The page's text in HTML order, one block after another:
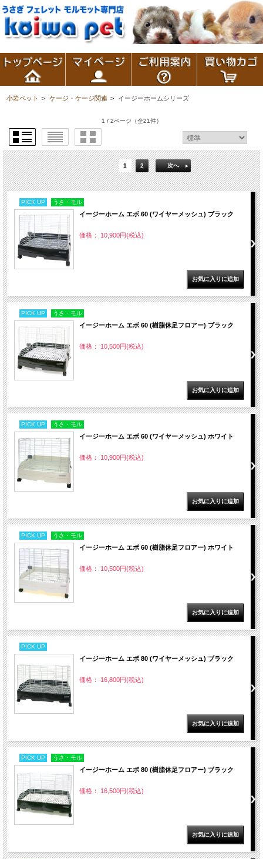
小岩ペット > ケージ・ケージ関連 > イージーホームシリーズ
1 / 2ページ （全21件）
1 2 次へ
PICK UP うさ・モル
イージーホーム エボ 60 (ワイヤーメッシュ) ブラック
価格： 10,900円(税込)
PICK UP うさ・モル
イージーホーム エボ 60 (樹脂休足フロアー) ブラック
価格： 10,500円(税込)
PICK UP うさ・モル
イージーホーム エボ 60 (ワイヤーメッシュ) ホワイト
価格： 10,900円(税込)
PICK UP うさ・モル
イージーホーム エボ 60 (樹脂休足フロアー) ホワイト
価格： 10,500円(税込)
PICK UP
イージーホーム エボ 80 (ワイヤーメッシュ) ブラック
価格： 16,800円(税込)
PICK UP うさ・モル
イージーホーム エボ 80 (樹脂休足フロアー) ブラック
価格： 16,500円(税込)